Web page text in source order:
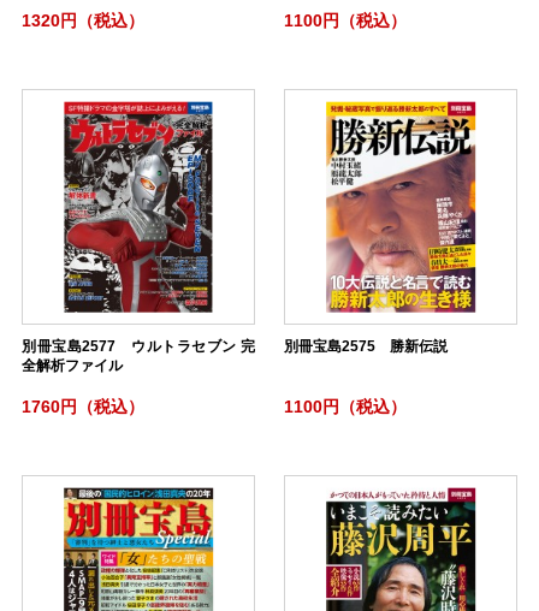
1320円（税込） 1100円（税込）
別冊宝島2577 ウルトラセブン 完
全解析ファイル
1760円（税込）
別冊宝島2575 勝新伝説
1100円（税込）